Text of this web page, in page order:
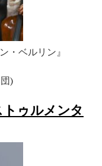
・ベルリン』
)
ゥルメンタ